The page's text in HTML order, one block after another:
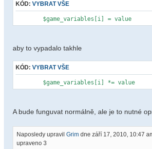
KÓD: VYBRAT VŠE
$game_variables[i] = value
aby to vypadalo takhle
KÓD: VYBRAT VŠE
$game_variables[i] *= value
A bude funguvat normálně, ale je to nutné
Naposledy upravil Grim dne září 17, 2010, 10:47
upraveno 3